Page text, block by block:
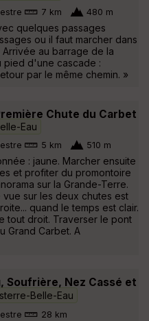
7 km 480 m
quelques passages
ou il faut marcher dans
Arrivée au barrage de la
pied d'une cascade :
par le même chemin. »
Chute du Carbet
Eau
5 km 510 m
: jaune. Marcher ensuite
et profiter du promontoire
sur la Grande-Terre.
sur les deux chutes est
quand le temps est clair.
tout droit. Traverser le pont
Grand Carbet. A
Soufrière, Nez Cassé et
Belle-Eau
28 km